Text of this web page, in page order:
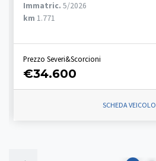
Immatric. 5/2026
km 1.771
Prezzo Severi&Scorcioni
€34.600
SCHEDA VEICOLO